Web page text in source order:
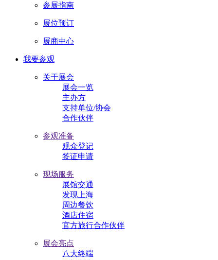
参展指南
展位预订
展商中心
我要参观
关于展会
展会一览
主办方
支持单位/协会
合作伙伴
参观准备
观众登记
签证申请
现场服务
展馆交通
发现上海
周边餐饮
酒店住宿
官方旅行合作伙伴
展会亮点
八大终端